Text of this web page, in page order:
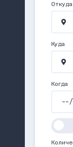
Откуда
Куда
Когда